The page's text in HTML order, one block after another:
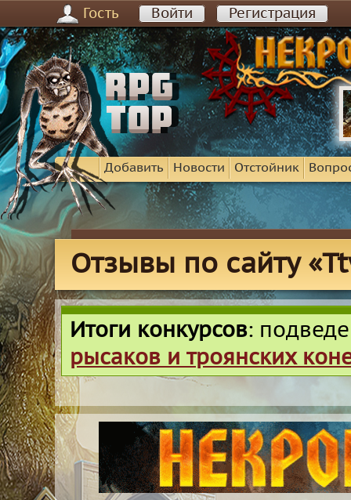
Гость Войти Регистрация
Добавить Новости Отстойник
Отзывы по сайту
Итоги конкурсов:
рысаков и троянских